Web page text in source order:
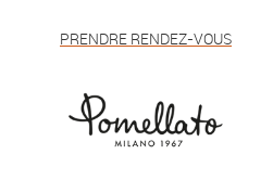
PRENDRE RENDEZ-VOUS